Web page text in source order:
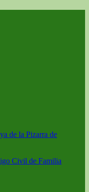
de la Pizarra de
Civil de Familia